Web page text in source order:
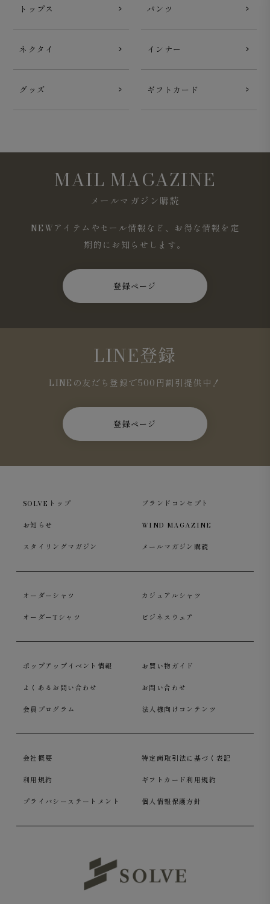
トップス パンツ
ネクタイ インナー
グッズ ギフトカード
MAIL MAGAZINE
メールマガジン購読
NEWアイテムやセール情報など、お得な情報を定
期的にお知らせします。
登録ページ
LINE登録
LINEの友だち登録で500円割引提供中！
登録ページ
SOLVEトップ ブランドコンセプト
お知らせ WIND MAGAZINE
スタイリングマガジン メールマガジン購読
オーダーシャツ カジュアルシャツ
オーダーTシャツ ビジネスウェア
ポップアップイベント情報 お買い物ガイド
よくあるお問い合わせ お問い合わせ
会員プログラム 法人様向けコンテンツ
会社概要 特定商取引法に基づく表記
利用規約 ギフトカード利用規約
プライバシーステートメント 個人情報保護方針